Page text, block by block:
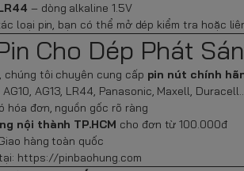
– dòng alkaline 1.5V
loại pin, bạn có thể mở dép kiểm tra hoặc
Cho Dép Phát
, chúng tôi chuyên cung cấp pin nút chính
AG13, LR44, Panasonic, Maxell,
hóa đơn, nguồn gốc rõ ràng
nội thành TP.HCM cho đơn từ 100.000đ
hàng toàn quốc
https://pinbaohung.com